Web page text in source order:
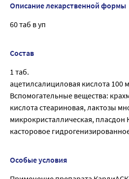
Описание лекарственной формы
60 таб в уп
Состав
1 таб.
ацетилсалициловая кислота 100
Вспомогательные вещества:
кислота стеариновая, лактозы
микрокристаллическая, пласдон
касторовое
Особые условия